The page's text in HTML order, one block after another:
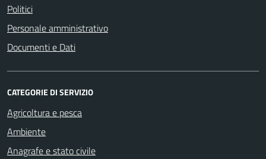
Politici
Personale amministrativo
Documenti e Dati
CATEGORIE DI SERVIZIO
Agricoltura e pesca
Ambiente
Anagrafe e stato civile